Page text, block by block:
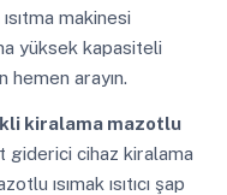
ısıtma makinesi
yüksek kapasiteli
hemen arayın.
kiralama mazotlu
giderici cihaz kiralama
ısımak ısıtıcı şap